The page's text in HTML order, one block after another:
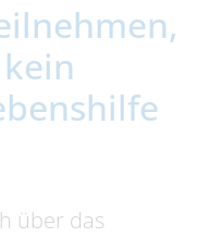
über das